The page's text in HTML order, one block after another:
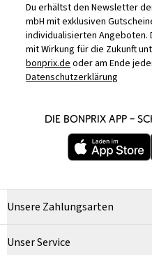
Du erhältst den Newsletter
mbH mit exklusiven
individualisierten Angeboten.
mit Wirkung für die Zukunft
bonprix.deoder am Ende
Datenschutzerklärung
DIE BONPRIX APP –
Unsere Zahlungsarten
Unser Service